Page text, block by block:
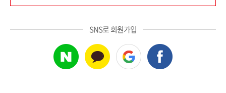
SNS로 회원가입